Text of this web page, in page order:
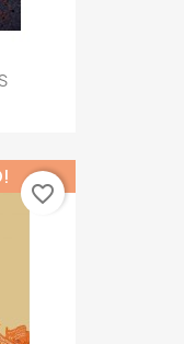
favorite_border